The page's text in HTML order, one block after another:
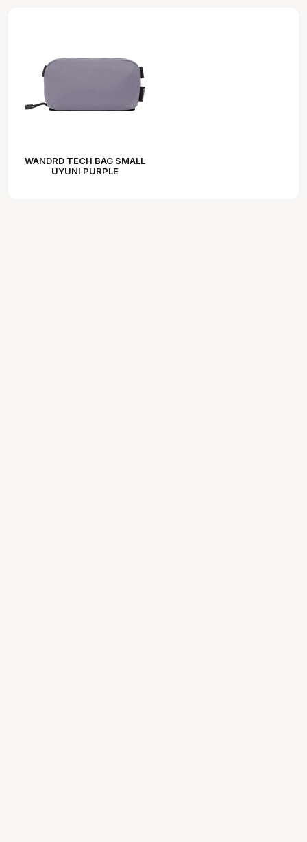
WANDRD TECH BAG SMALL
UYUNI PURPLE